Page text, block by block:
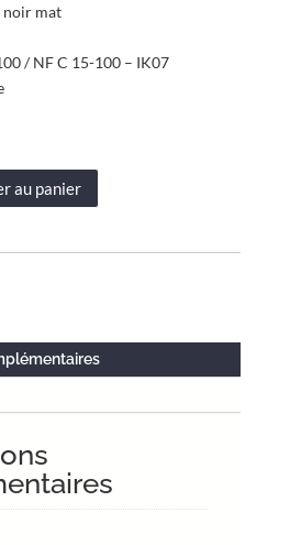
noir mat
/ NF C 15-100 – IK07
au panier